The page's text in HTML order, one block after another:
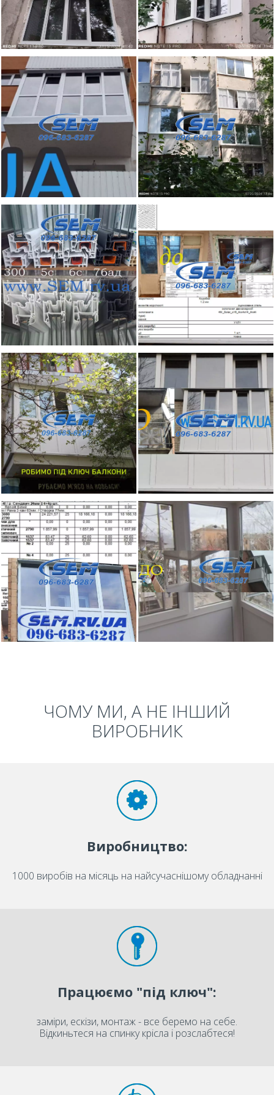
ЧОМУ МИ, А НЕ ІНШИЙ
ВИРОБНИК
Виробництво:
1000 виробів на місяць на найсучаснішому обладнанні
Працюємо "під ключ":
заміри, ескізи, монтаж - все беремо на себе.
Відкиньтеся на спинку крісла і розслабтеся!